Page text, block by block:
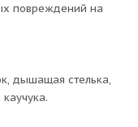
повреждений на
дышащая стелька,